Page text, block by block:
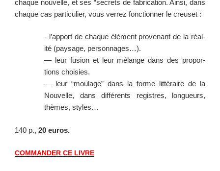
chaque nou­velle, et ses “secrets de fab­ri­ca­tion. Ain­si, dans
chaque cas par­ti­c­uli­er, vous ver­rez fonc­tion­ner le creuset :
- l’apport de chaque élé­ment provenant de la réal­
ité (paysage, personnages…).
— leur fusion et leur mélange dans des pro­por­
tions choisies.
— leur “moulage” dans la forme lit­téraire de la
Nou­velle, dans dif­férents reg­istres, longueurs,
thèmes, styles…
140 p., 20 euros.
COMMANDER CE LIVRE